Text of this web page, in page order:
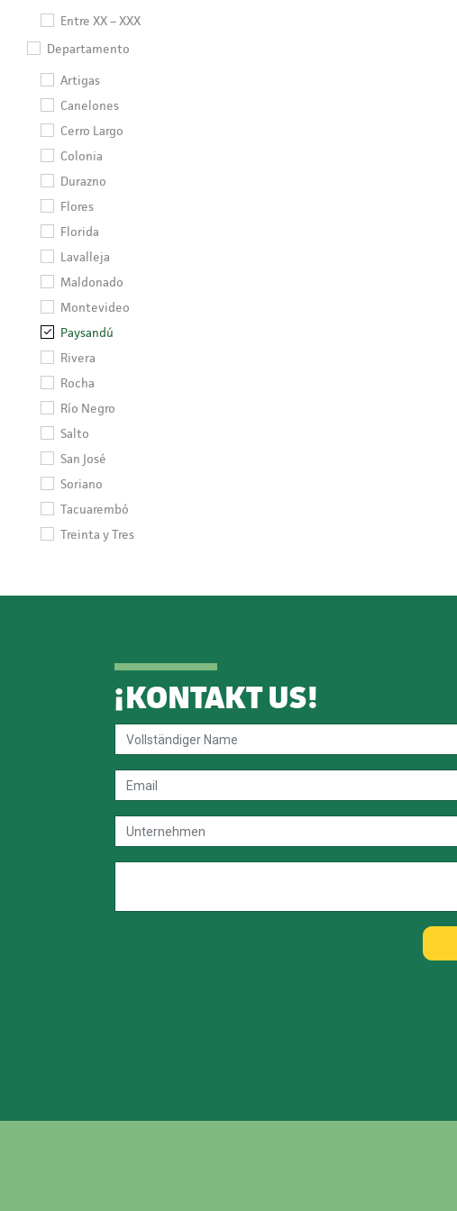
Entre XX – XXX
Departamento
Artigas
Canelones
Cerro Largo
Colonia
Durazno
Flores
Florida
Lavalleja
Maldonado
Montevideo
Paysandú
Rivera
Rocha
Río Negro
Salto
San José
Soriano
Tacuarembó
Treinta y Tres
¡KONTAKT US!